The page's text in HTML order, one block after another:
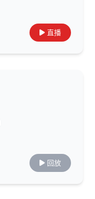
直播
回放